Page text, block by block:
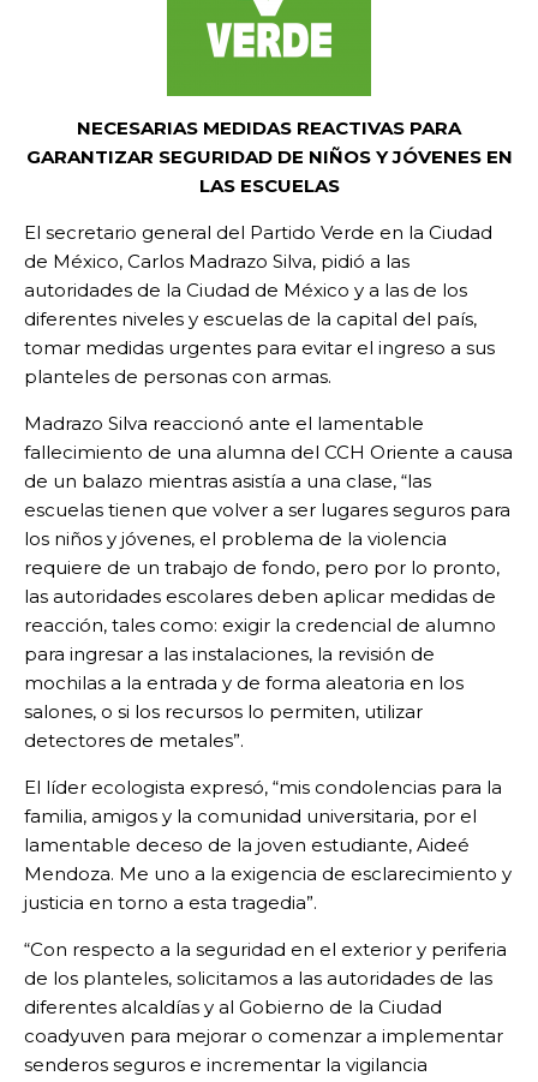
NECESARIAS MEDIDAS REACTIVAS PARA
GARANTIZAR SEGURIDAD DE NIÑOS Y JÓVENES EN
LAS ESCUELAS
El secretario general del Partido Verde en la Ciudad
de México, Carlos Madrazo Silva, pidió a las
autoridades de la Ciudad de México y a las de los
diferentes niveles y escuelas de la capital del país,
tomar medidas urgentes para evitar el ingreso a sus
planteles de personas con armas.
Madrazo Silva reaccionó ante el lamentable
fallecimiento de una alumna del CCH Oriente a causa
de un balazo mientras asistía a una clase, “las
escuelas tienen que volver a ser lugares seguros para
los niños y jóvenes, el problema de la violencia
requiere de un trabajo de fondo, pero por lo pronto,
las autoridades escolares deben aplicar medidas de
reacción, tales como: exigir la credencial de alumno
para ingresar a las instalaciones, la revisión de
mochilas a la entrada y de forma aleatoria en los
salones, o si los recursos lo permiten, utilizar
detectores de metales”.
El líder ecologista expresó, “mis condolencias para la
familia, amigos y la comunidad universitaria, por el
lamentable deceso de la joven estudiante, Aideé
Mendoza. Me uno a la exigencia de esclarecimiento y
justicia en torno a esta tragedia”.
“Con respecto a la seguridad en el exterior y periferia
de los planteles, solicitamos a las autoridades de las
diferentes alcaldías y al Gobierno de la Ciudad
coadyuven para mejorar o comenzar a implementar
senderos seguros e incrementar la vigilancia